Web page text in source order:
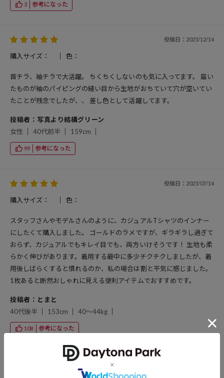
3 参考になった
投稿日：2025/12/14
購入サイズ： 色：
首チラ、袖チラで大活躍。 ちくちくしないのも気に入ってます。 届い
たものが袖のパイピングの縫い目から生地がおちていて穴が空いてい
たことが残念でしたが、、 差し色として活躍してます。
投稿者：写真より結構グリーン
女性
40代前半 159cm
99 参考になった
投稿日：2025/07/14
購入サイズ： 色：
スタッフさんやモデルさんのように、カジュアルTシャツのインナー
にしたくて購入しました。 ゴールドのラメですが、ギラギラし過ぎて
おらず、カジュアルでもキレイ目でも、両方いけそうです！ 生地も柔
らかく伸びがあります。着用する最中に多少チクチクしましたが、着
用後しばらくすると慣れるのか、私の場合は割と平気に感じました。
1枚あると断然おしゃれに見える便利アイテムでおすすめです。
投稿者：とまと
40代後半
153cm 40～44kg
108 参考になった